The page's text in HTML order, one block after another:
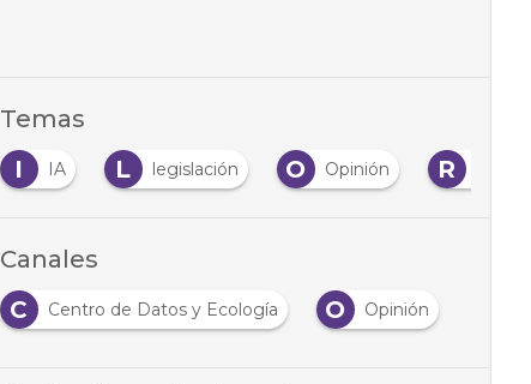
Temas
I IA L legislación O Opinión R
Canales
C
Centro de Datos y Ecología O Opinión